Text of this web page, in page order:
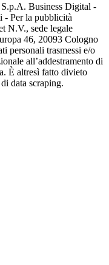
Business Digital -
- Per la pubblicità
N.V., sede legale
46, 20093 Cologno
personali trasmessi e/o
all’addestramento di
È altresì fatto divieto
data scraping.